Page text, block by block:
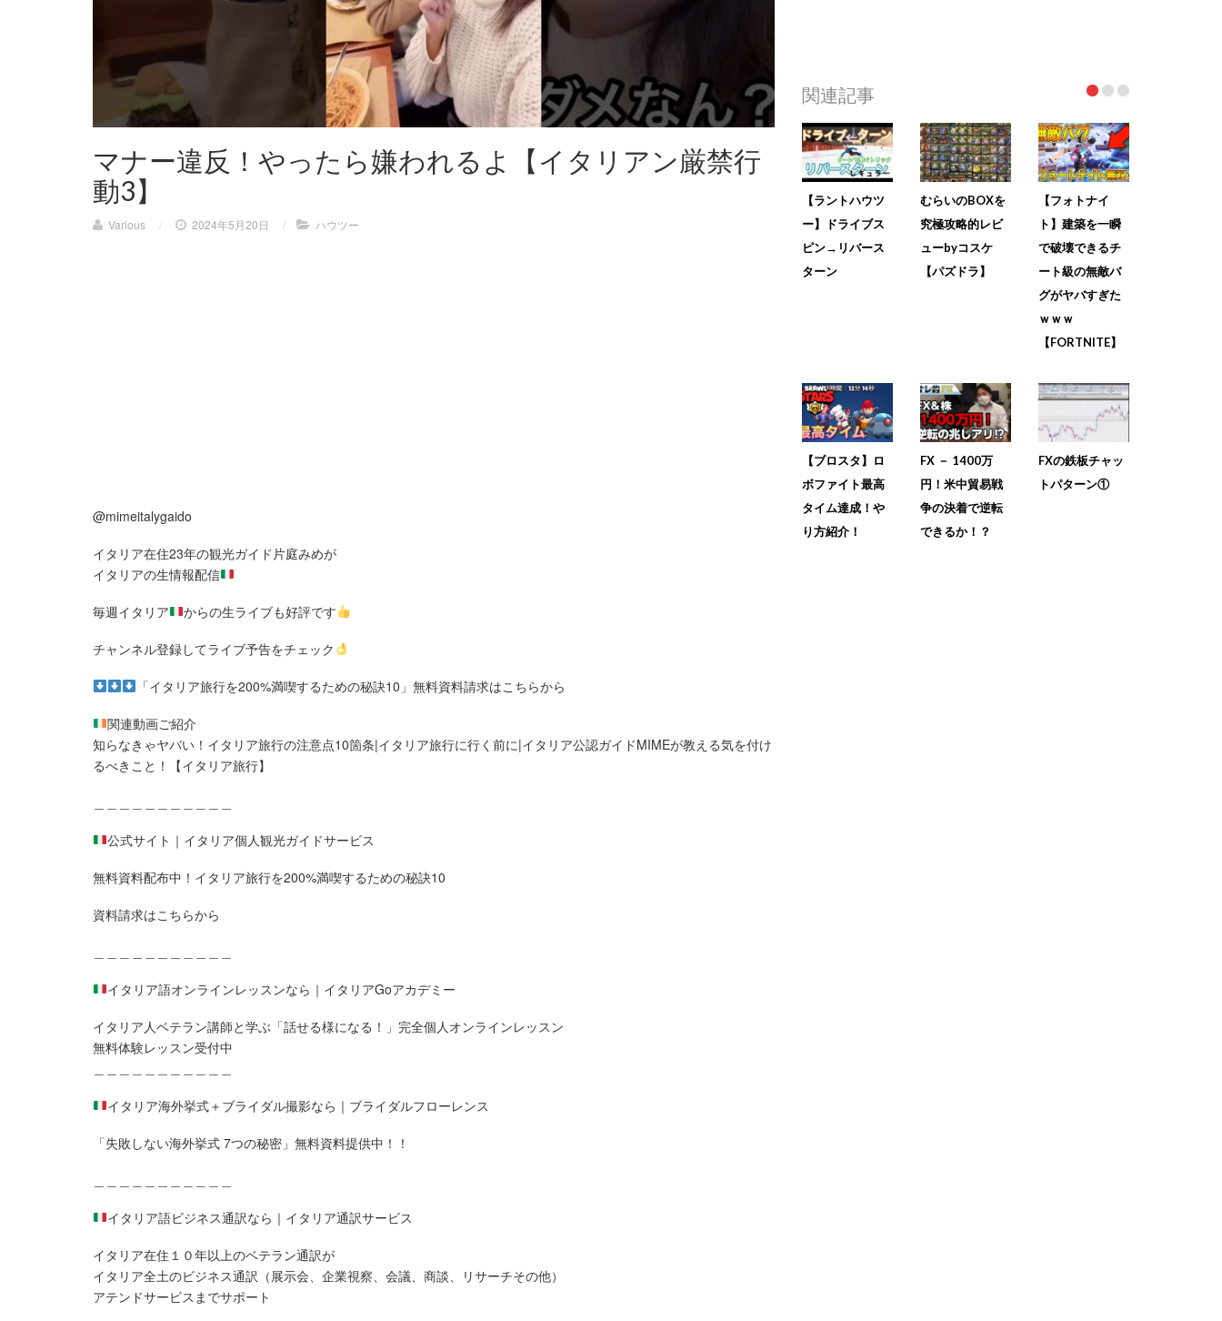
マナー違反！やったら嫌われるよ【イタリアン厳禁行
動3】
Various / 2024年5月20日 / ハウツー
@mimeitalygaido
イタリア在住23年の観光ガイド片庭みめが
イタリアの生情報配信
毎週イタリア からの生ライブも好評です
チャンネル登録してライブ予告をチェック
「イタリア旅行を200%満喫するための秘訣10」無料資料請求はこちらから
関連動画ご紹介
知らなきゃヤバい！イタリア旅行の注意点10箇条|イタリア旅行に行く前に|イタリア公認ガイドMIMEが教える気を付け
るべきこと！【イタリア旅行】
公式サイト｜イタリア個人観光ガイドサービス
無料資料配布中！イタリア旅行を200%満喫するための秘訣10
資料請求はこちらから
イタリア語オンラインレッスンなら｜イタリアGoアカデミー
イタリア人ベテラン講師と学ぶ「話せる様になる！」完全個人オンラインレッスン
無料体験レッスン受付中
イタリア海外挙式＋ブライダル撮影なら｜ブライダルフローレンス
「失敗しない海外挙式 7つの秘密」無料資料提供中！！
イタリア語ビジネス通訳なら｜イタリア通訳サービス
イタリア在住１０年以上のベテラン通訳が
イタリア全土のビジネス通訳（展示会、企業視察、会議、商談、リサーチその他）
アテンドサービスまでサポート
関連記事
【ラントハウツ
ー】ドライブス
ピン→リバース
ターン
むらいのBOXを
究極攻略的レビ
ューbyコスケ
【パズドラ】
【フォトナイ
ト】建築を一瞬
で破壊できるチ
ート級の無敵バ
グがヤバすぎた
ｗｗｗ
【FORTNITE】
【ブロスタ】ロ
ボファイト最高
タイム達成！や
り方紹介！
FX － 1400万
円！米中貿易戦
争の決着で逆転
できるか！？
FXの鉄板チャッ
トパターン①